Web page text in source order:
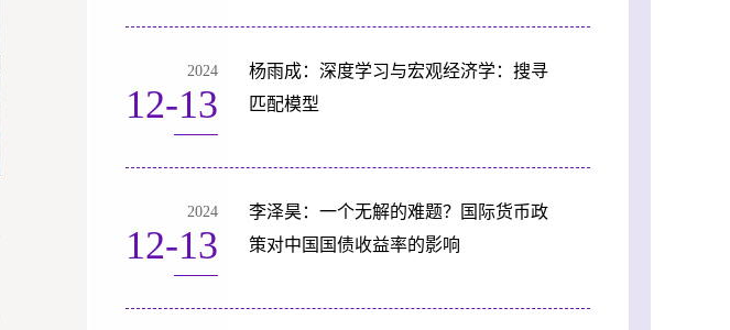
2024
12-13
杨雨成：深度学习与宏观经济学：搜寻
匹配模型
2024
12-13
李泽昊：一个无解的难题？国际货币政
策对中国国债收益率的影响